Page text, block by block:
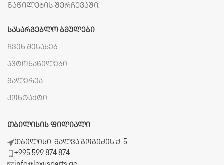
ნაწილების შერჩევაში.
ᲡᲐᲡᲐᲠᲒᲔᲑᲚᲝ ᲑᲛᲣᲚᲔᲑᲘ
ჩვენ შესახებ
ავტონაწილები
გალერეა
კონტაქტი
ᲗᲑᲘᲚᲘᲡᲘᲡ ᲤᲘᲚᲘᲐᲚᲘ
თბილისი, შალვა გოგიძის ქ. 5
+995 599 874 874